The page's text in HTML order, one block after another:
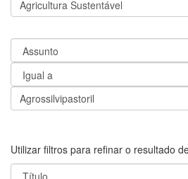
Utilizar filtros para refinar o resultado